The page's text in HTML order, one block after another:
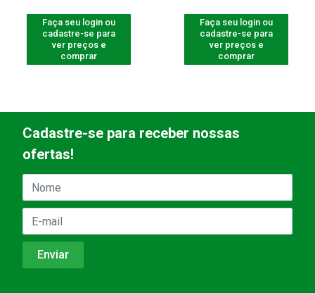
Faça seu login ou
cadastre-se para
ver preços e
comprar
Faça seu login ou
cadastre-se para
ver preços e
comprar
Cadastre-se para receber nossas
ofertas!